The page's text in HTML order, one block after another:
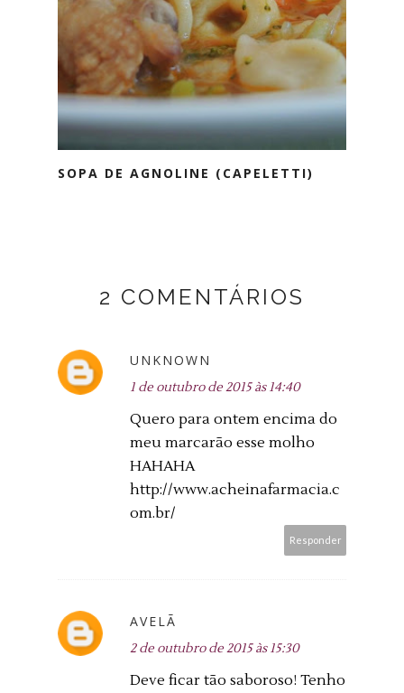
SOPA DE AGNOLINE (CAPELETTI)
2 COMENTÁRIOS
UNKNOWN
1 de outubro de 2015 às 14:40
Quero para ontem encima do
meu marcarão esse molho
HAHAHA
http://www.acheinafarmacia.c
om.br/
Responder
AVELÃ
2 de outubro de 2015 às 15:30
Deve ficar tão saboroso! Tenho